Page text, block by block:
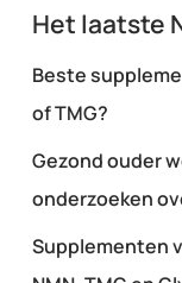
Het laatste
Beste
of TMG?
Gezond ouder
onderzoeken
Supplementen